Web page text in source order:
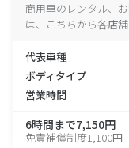
商用車のレンタル、
は、こちらから各店
代表車種
ボディタイプ
営業時間
6時間まで7,150円
免責補償制度1,100円